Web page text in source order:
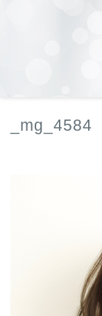
_mg_4584